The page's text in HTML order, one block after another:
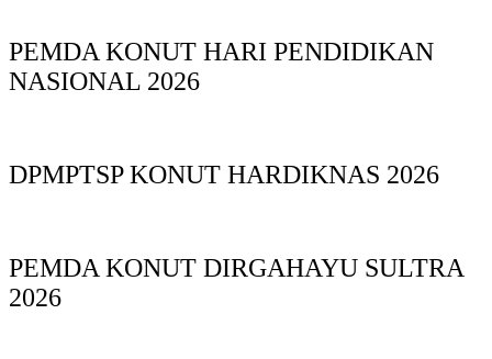
PEMDA KONUT HARI PENDIDIKAN
NASIONAL 2026
DPMPTSP KONUT HARDIKNAS 2026
PEMDA KONUT DIRGAHAYU SULTRA
2026